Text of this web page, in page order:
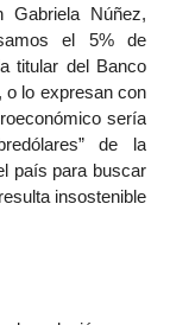
Gabriela Núñez,
el 5% de
titular del Banco
o lo expresan con
sería
de la
país para buscar
insostenible